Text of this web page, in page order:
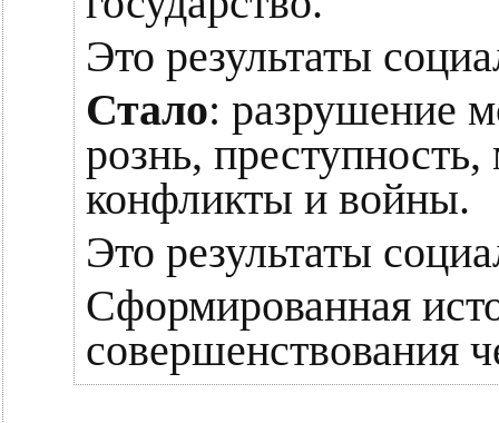
Это результаты
Стало: разрушение
рознь,
конфликты и войны.
Это результаты
Сформированная
совершенствования